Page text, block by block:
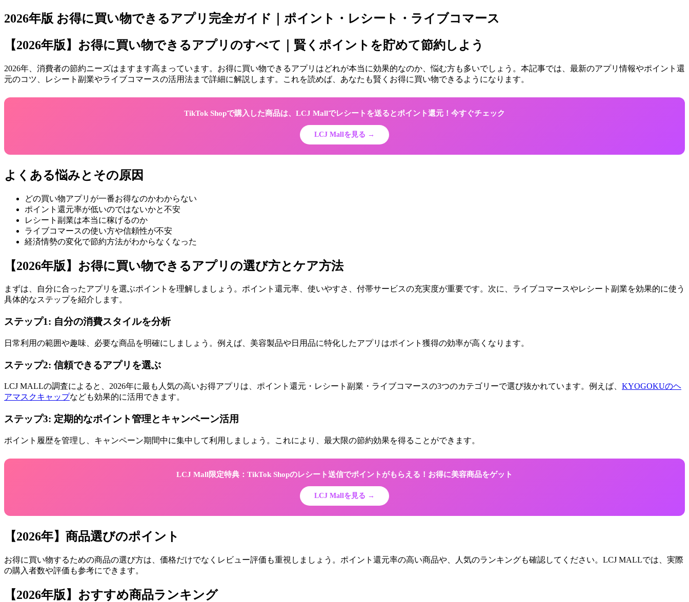
2026年版 お得に買い物できるアプリ完全ガイド｜ポイント・レシート・ライブコマース
【2026年版】お得に買い物できるアプリのすべて｜賢くポイントを貯めて節約しよう
2026年、消費者の節約ニーズはますます高まっています。お得に買い物できるアプリはどれが本当に効果的なのか、悩む方も多いでしょう。本記事では、最新のアプリ情報やポイント還
元のコツ、レシート副業やライブコマースの活用法まで詳細に解説します。これを読めば、あなたも賢くお得に買い物できるようになります。
TikTok Shopで購入した商品は、LCJ Mallでレシートを送るとポイント還元！今すぐチェック
LCJ Mallを見る →
よくある悩みとその原因
どの買い物アプリが一番お得なのかわからない
ポイント還元率が低いのではないかと不安
レシート副業は本当に稼げるのか
ライブコマースの使い方や信頼性が不安
経済情勢の変化で節約方法がわからなくなった
【2026年版】お得に買い物できるアプリの選び方とケア方法
まずは、自分に合ったアプリを選ぶポイントを理解しましょう。ポイント還元率、使いやすさ、付帯サービスの充実度が重要です。次に、ライブコマースやレシート副業を効果的に使う
具体的なステップを紹介します。
ステップ1: 自分の消費スタイルを分析
日常利用の範囲や趣味、必要な商品を明確にしましょう。例えば、美容製品や日用品に特化したアプリはポイント獲得の効率が高くなります。
ステップ2: 信頼できるアプリを選ぶ
LCJ MALLの調査によると、2026年に最も人気の高いお得アプリは、ポイント還元・レシート副業・ライブコマースの3つのカテゴリーで選び抜かれています。例えば、 KYOGOKUのヘ
アマスクキャップなども効果的に活用できます。
ステップ3: 定期的なポイント管理とキャンペーン活用
ポイント履歴を管理し、キャンペーン期間中に集中して利用しましょう。これにより、最大限の節約効果を得ることができます。
LCJ Mall限定特典：TikTok Shopのレシート送信でポイントがもらえる！お得に美容商品をゲット
LCJ Mallを見る →
【2026年】商品選びのポイント
お得に買い物するための商品の選び方は、価格だけでなくレビュー評価も重視しましょう。ポイント還元率の高い商品や、人気のランキングも確認してください。LCJ MALLでは、実際
の購入者数や評価も参考にできます。
【2026年版】おすすめ商品ランキング